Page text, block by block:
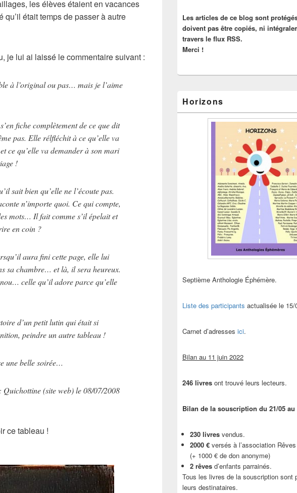
les élèves étaient en vacances
était temps de passer à autre
je lui ai laissé le commentaire suivant :
à l’original ou pas… mais je l’aime
fiche complètement de ce que dit
pas. Elle rélfléchit à ce qu’elle va
ce qu’elle va demander à son mari
!
sait bien qu’elle ne l’écoute pas.
n’importe quoi. Ce qui compte,
mots… Il fait comme s’il épelait et
en coin ?
aura fini cette page, elle lui
sa chambre… et là, il sera heureux.
celle qu’il adore parce qu’elle
d’un petit lutin qui était si
peindre un autre tableau !
une belle soirée…
(site web) le 08/07/2008
ce tableau !
Les articles de ce blog sont
doivent pas être copiés, ni
travers le flux RSS.
Merci !
Horizons
Septième Anthologie Éphémère.
Liste des participants actualisée le 15/
Carnet d’adresses ici.
Bilan au 11 juin 2022
246 livres ont trouvé leurs lecteurs.
Bilan de la souscription du 21/05 au
230 livres vendus.
2000 € versés à l’association Rêves
(+ 1000 € de don anonyme)
2 rêves d’enfants parrainés.
Tous les livres de la souscription sont
leurs destinataires.